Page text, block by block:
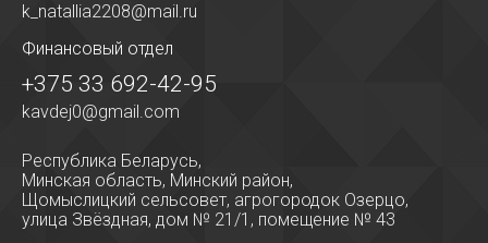
k_natallia2208@mail.ru
Финансовый отдел
+375 33 692-42-95
kavdej0@gmail.com
Республика Беларусь,
Минская область, Минский район,
Щомыслицкий сельсовет, агрогородок Озерцо,
улица Звёздная, дом № 21/1, помещение № 43